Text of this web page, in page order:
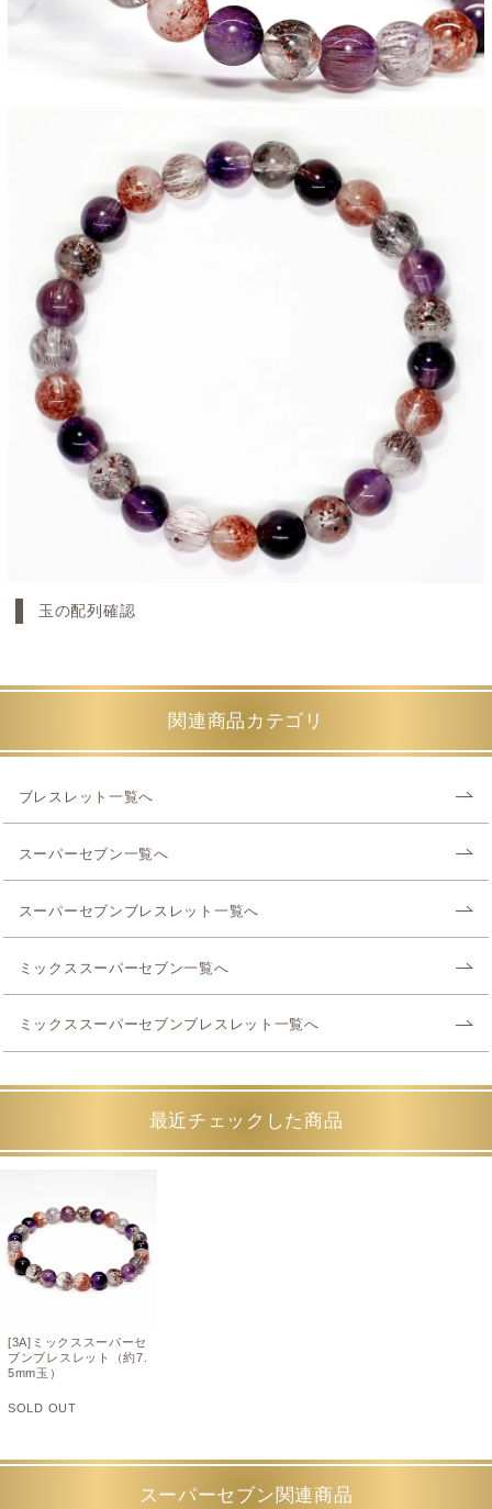
玉の配列確認
関連商品カテゴリ
ブレスレット一覧へ
スーパーセブン一覧へ
スーパーセブンブレスレット一覧へ
ミックススーパーセブン一覧へ
ミックススーパーセブンブレスレット一覧へ
最近チェックした商品
[3A]ミックススーパーセ
ブンブレスレット（約7.
5mm玉）
SOLD OUT
スーパーセブン関連商品